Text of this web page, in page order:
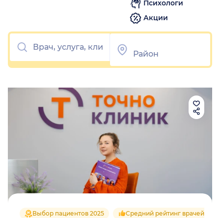
Психологи
Акции
Выбор пациентов 2025 Средний рейтинг врачей 4.7